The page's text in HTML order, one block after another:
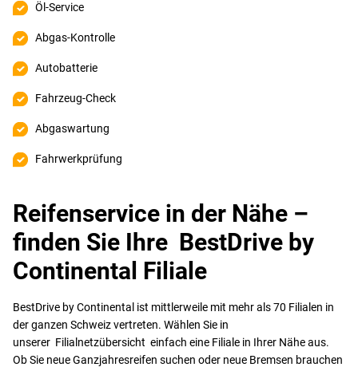
Öl-Service
Abgas-Kontrolle
Autobatterie
Fahrzeug-Check
Abgaswartung
Fahrwerkprüfung
Reifenservice in der Nähe –
finden Sie Ihre BestDrive by
Continental Filiale
BestDrive by Continental ist mittlerweile mit mehr als 70 Filialen in
der ganzen Schweiz vertreten. Wählen Sie in
unserer Filialnetzübersicht einfach eine Filiale in Ihrer Nähe aus.
Ob Sie neue Ganzjahresreifen suchen oder neue Bremsen brauchen